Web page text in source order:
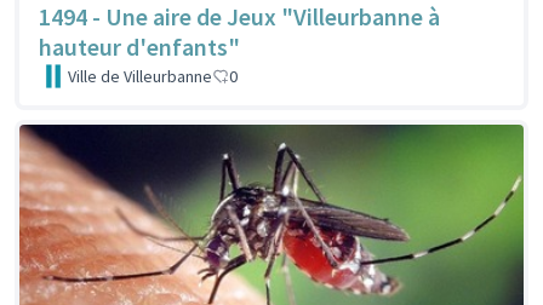
1494 - Une aire de Jeux "Villeurbanne à
hauteur d'enfants"
Ville de Villeurbanne 0